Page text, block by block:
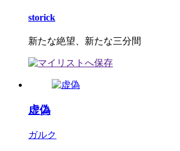
storick
新たな絶望、新たな三分間
虚偽
ガルク